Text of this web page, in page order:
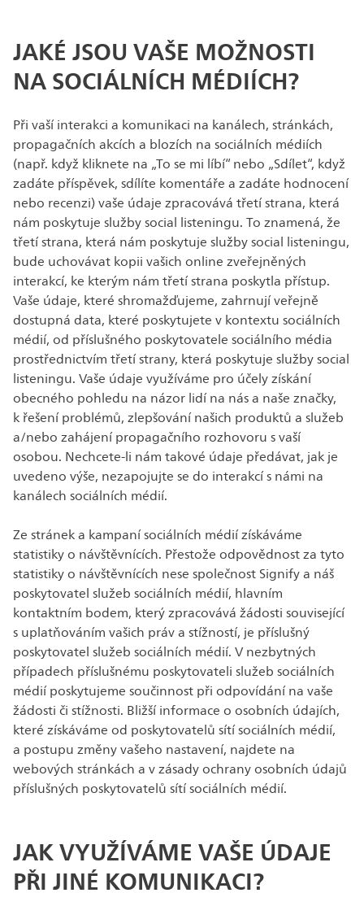
JAKÉ JSOU VAŠE MOŽNOSTI
NA SOCIÁLNÍCH MÉDIÍCH?
Při vaší interakci a komunikaci na kanálech, stránkách,
propagačních akcích a blozích na sociálních médiích
(např. když kliknete na „To se mi líbí“ nebo „Sdílet“, když
zadáte příspěvek, sdílíte komentáře a zadáte hodnocení
nebo recenzi) vaše údaje zpracovává třetí strana, která
nám poskytuje služby social listeningu. To znamená, že
třetí strana, která nám poskytuje služby social listeningu,
bude uchovávat kopii vašich online zveřejněných
interakcí, ke kterým nám třetí strana poskytla přístup.
Vaše údaje, které shromažďujeme, zahrnují veřejně
dostupná data, které poskytujete v kontextu sociálních
médií, od příslušného poskytovatele sociálního média
prostřednictvím třetí strany, která poskytuje služby social
listeningu. Vaše údaje využíváme pro účely získání
obecného pohledu na názor lidí na nás a naše značky,
k řešení problémů, zlepšování našich produktů a služeb
a/nebo zahájení propagačního rozhovoru s vaší
osobou. Nechcete-li nám takové údaje předávat, jak je
uvedeno výše, nezapojujte se do interakcí s námi na
kanálech sociálních médií.
Ze stránek a kampaní sociálních médií získáváme
statistiky o návštěvnících. Přestože odpovědnost za tyto
statistiky o návštěvnících nese společnost Signify a náš
poskytovatel služeb sociálních médií, hlavním
kontaktním bodem, který zpracovává žádosti související
s uplatňováním vašich práv a stížností, je příslušný
poskytovatel služeb sociálních médií. V nezbytných
případech příslušnému poskytovateli služeb sociálních
médií poskytujeme součinnost při odpovídání na vaše
žádosti či stížnosti. Bližší informace o osobních údajích,
které získáváme od poskytovatelů sítí sociálních médií,
a postupu změny vašeho nastavení, najdete na
webových stránkách a v zásady ochrany osobních údajů
příslušných poskytovatelů sítí sociálních médií.
JAK VYUŽÍVÁME VAŠE ÚDAJE
PŘI JINÉ KOMUNIKACI?